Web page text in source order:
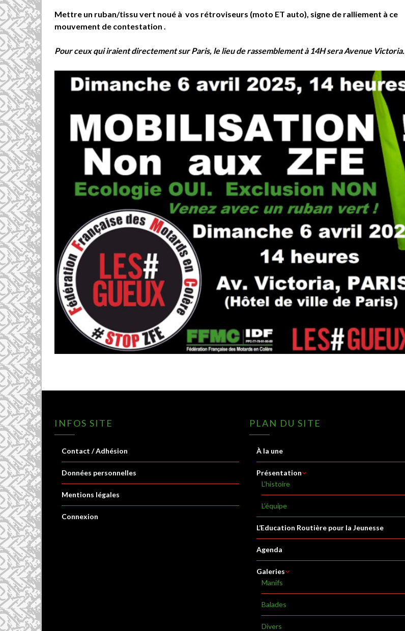
Mettre un ruban/tissu vert noué à vos rétroviseurs (moto ET auto), signe de ralliement à ce
mouvement de contestation .
Pour ceux qui iraient directement sur Paris, le lieu de rassemblement à 14H sera Avenue Victoria.
INFOS SITE
Contact / Adhésion
Données personnelles
Mentions légales
Connexion
PLAN DU SITE
À la une
Présentation
L’histoire
L’équipe
L’Education Routière pour la Jeunesse
Agenda
Galeries
Manifs
Balades
Divers